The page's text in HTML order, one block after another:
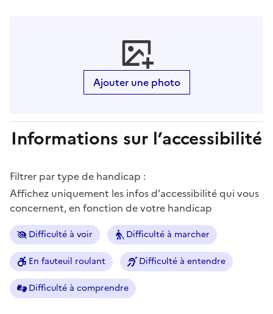
Ajouter une photo
Informations sur l’accessibilité
Filtrer par type de handicap :
Affichez uniquement les infos d'accessibilité qui vous
concernent, en fonction de votre handicap
Difficulté à voir Difficulté à marcher
En fauteuil roulant Difficulté à entendre
Difficulté à comprendre